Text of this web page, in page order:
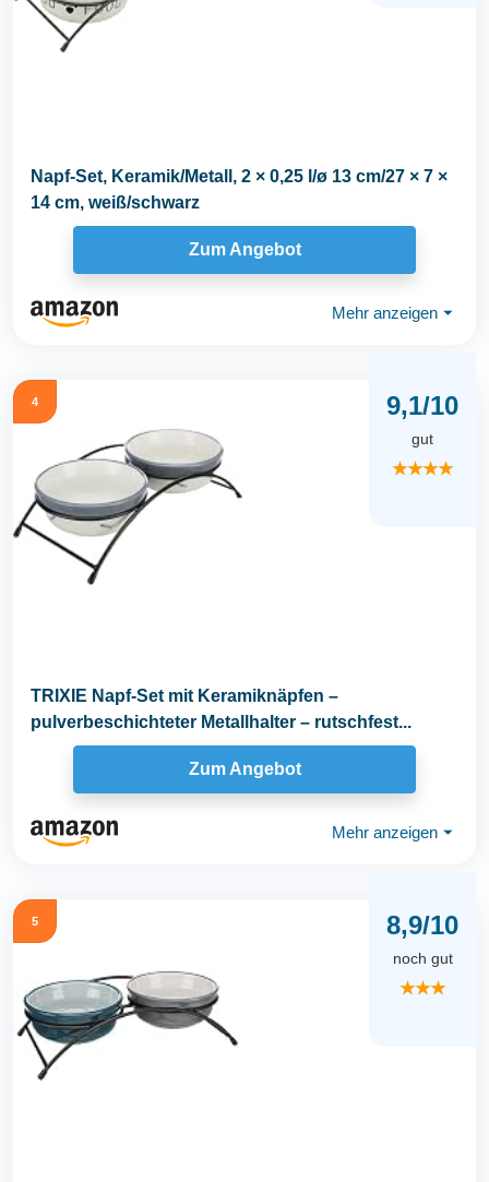
Napf-Set, Keramik/Metall, 2 × 0,25 l/ø 13 cm/27 × 7 ×
14 cm, weiß/schwarz
Zum Angebot
Mehr anzeigen ⏷
4 9,1/10
gut
★★★★
TRIXIE Napf-Set mit Keramiknäpfen –
pulverbeschichteter Metallhalter – rutschfest...
Zum Angebot
Mehr anzeigen ⏷
5 8,9/10
noch gut
★★★